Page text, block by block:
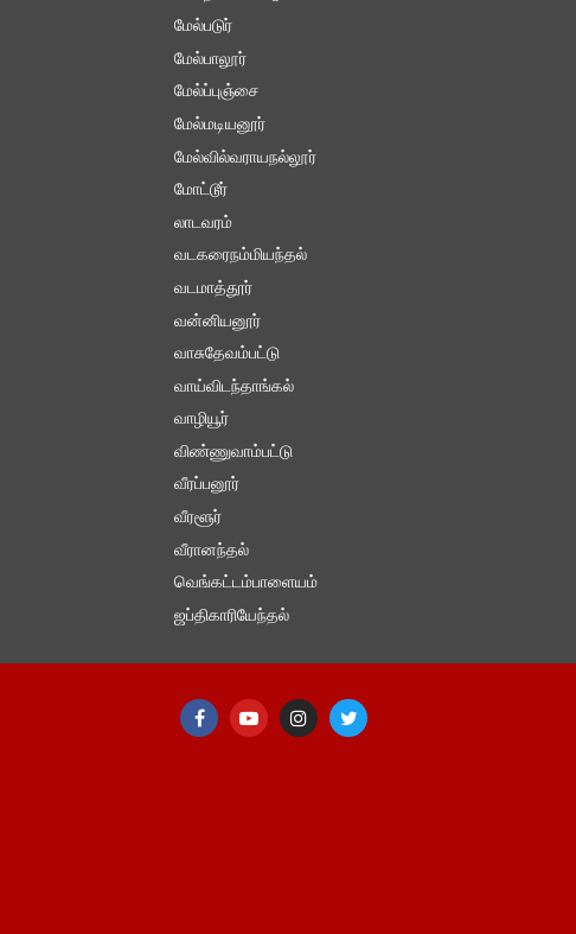
மேல்படுர்
மேல்பாலூர்
மேல்ப்புஞ்சை
மேல்மடியனூர்
மேல்வில்வராயநல்லூர்
மோட்டூர்
லாடவரம்
வடகரைநம்மியந்தல்
வடமாத்தூர்
வன்னியனூர்
வாசுதேவம்பட்டு
வாய்விடந்தாங்கல்
வாழியூர்
விண்ணுவாம்பட்டு
வீரப்பனூர்
வீரளூர்
வீரானந்தல்
வெங்கட்டம்பாளையம்
ஜப்திகாரியேந்தல்